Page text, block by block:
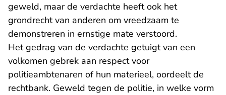
geweld, maar de verdachte heeft ook het
grondrecht van anderen om vreedzaam te
demonstreren in ernstige mate verstoord.
Het gedrag van de verdachte getuigt van een
volkomen gebrek aan respect voor
politieambtenaren of hun materieel, oordeelt de
rechtbank. Geweld tegen de politie, in welke vorm